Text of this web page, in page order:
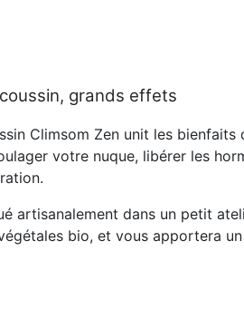
grands effets
Climsom Zen unit les
votre nuque, libérer les
artisanalement dans un petit
bio, et vous apportera